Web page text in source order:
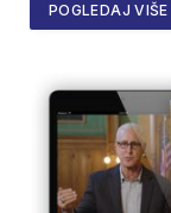
POGLEDAJ VIŠE